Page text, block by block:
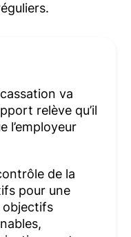
va
relève qu’il
l’employeur
de la
pour une
objectifs